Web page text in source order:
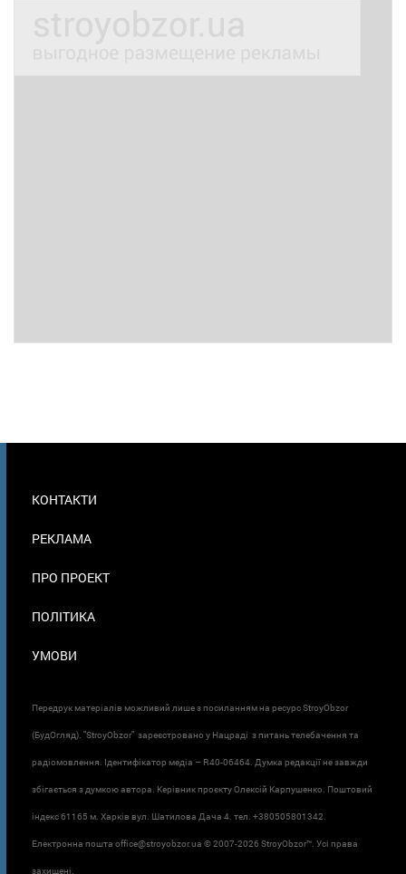
В
КОНТАКТИ
РЕКЛАМА
ПРО ПРОЕКТ
ПОЛІТИКА
УМОВИ
Передрук матеріалів можливий лише з посиланням на ресурс StroyObzor
(БудОгляд). "StroyObzor" зареєстровано у Нацраді з питань телебачення та
радіомовлення. Ідентифікатор медіа – R40-06464. Думка редакції не завжди
збігається з думкою автора. Керівник проєкту Олексій Карпушенко. Поштовий
індекс 61165 м. Харків вул. Шатилова Дача 4. тел. +380505801342.
Електронна пошта office@stroyobzor.ua © 2007-2026 StroyObzor™. Усі права
захищені.